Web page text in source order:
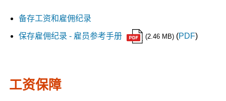
备存工资和雇佣纪录
保存雇佣纪录 - 雇员参考手册 (2.46 MB) (PDF)
工资保障